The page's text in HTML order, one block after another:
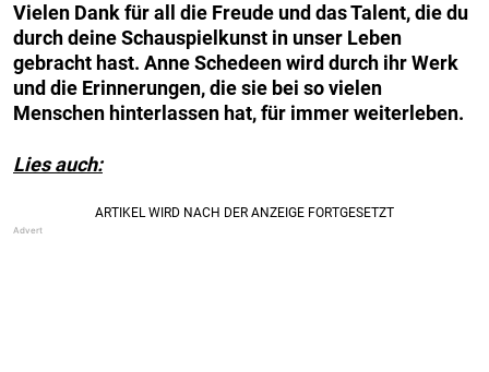
Vielen Dank für all die Freude und das Talent, die du
durch deine Schauspielkunst in unser Leben
gebracht hast. AnneSchedeenwird durch ihr Werk
und die Erinnerungen, die sie bei so vielen
Menschen hinterlassen hat, für immer weiterleben.
Lies auch: